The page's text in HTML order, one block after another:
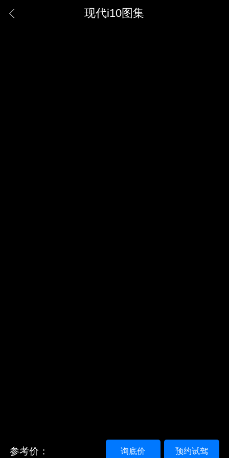
现代i10图集
参考价： 预约试驾
询底价